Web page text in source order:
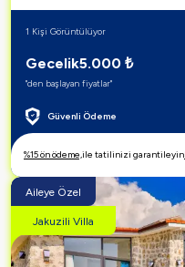
Güvenli Ödeme
Gecelik5.000 ₺
"den başlayan fiyatlar"
1 Kişi Görüntülüyor
%15 ön ödeme,ile tatilinizi garantileyin
Aileye Özel
Jakuzili Villa